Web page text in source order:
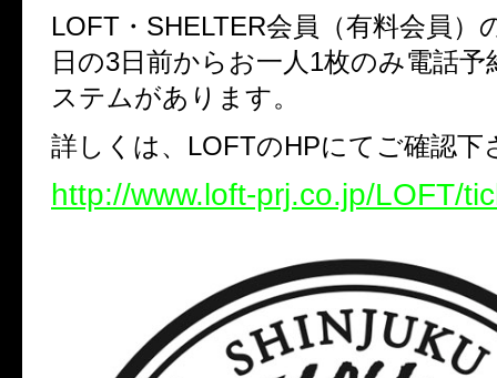
LOFT・SHELTER会員（有料会員）
日の3日前からお一人1枚のみ電話予
ステムがあります。
詳しくは、LOFTのHPにてご確認下
http://www.loft-prj.co.jp/LOFT/